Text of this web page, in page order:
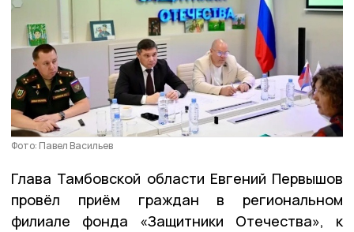
Фото: Павел Васильев
Глава Тамбовской области Евгений Первышов
провёл приём граждан в региональном
филиале фонда «Защитники Отечества», к